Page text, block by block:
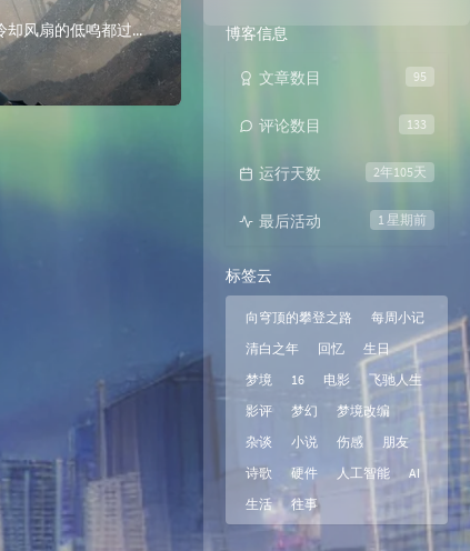
第一章：寂静的预言指挥中心的玻璃像一面厚厚的水族箱壁，把人声、咖啡的气味、以及那些永不停歇的冷却风扇的低鸣都过滤成一种柔软的白噪音。我坐在走廊的长椅上，背... 博客信息
95
文章数目
133
评论数目
2年105天
运行天数
1 星期前
最后活动
标签云
向穹顶的攀登之路
每周小记
清白之年
回忆
生日
梦境
16 电影
飞驰人生
影评
梦幻
梦境改编
杂谈
小说 伤感
朋友
诗歌
硬件 人工智能
AI
生活
往事